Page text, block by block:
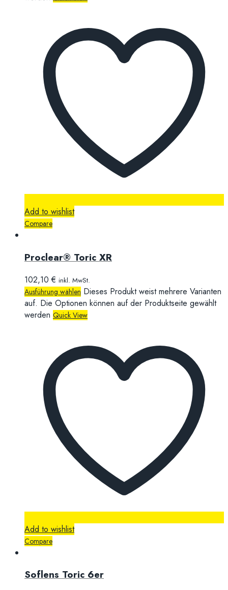
Add to wishlist
Compare
Proclear® Toric XR
102,10€ inkl. MwSt.
Ausführung wählen Dieses Produkt weist mehrere Varianten
auf. Die Optionen können auf der Produktseite gewählt
werden Quick View
Add to wishlist
Compare
Soflens Toric 6er